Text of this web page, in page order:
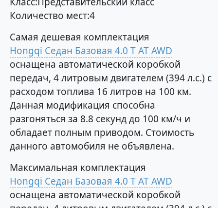
Количество мест:4
Самая дешевая комплектация
Hongqi Седан Базовая 4.0 T AT AWD
оснащена автоматической коробкой
передач, 4 литровым двигателем (394 л.с.) с
расходом топлива 16 литров на 100 км.
Данная модификация способна
разгоняться за 8.8 секунд до 100 км/ч и
обладает полным приводом. Стоимость
данного автомобиля не объявлена.
Максимальная комплектация
Hongqi Седан Базовая 4.0 T AT AWD
оснащена автоматической коробкой